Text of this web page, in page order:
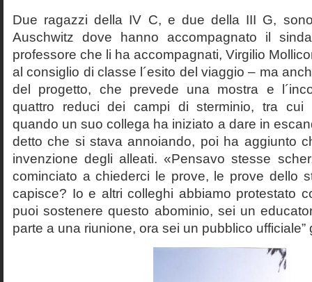
Due ragazzi della IV C, e due della III G,
Auschwitz dove hanno accompagnato il
professore che li ha accompagnati, Virgilio
al consiglio di classe l´esito del viaggio – ma
del progetto, che prevede una mostra e
quattro reduci dei campi di sterminio, tra cui
quando un suo collega ha iniziato a dare in
detto che si stava annoiando, poi ha aggiunto
invenzione degli alleati. «Pensavo stesse
cominciato a chiederci le prove, le prove dello
capisce? Io e altri colleghi abbiamo protestato
puoi sostenere questo abominio, sei un
parte a una riunione, ora sei un pubblico ufficiale”